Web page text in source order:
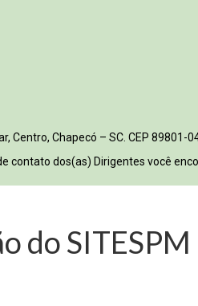
Centro, Chapecó – SC. CEP
contato dos(as) Dirigentes você
do SITESPM